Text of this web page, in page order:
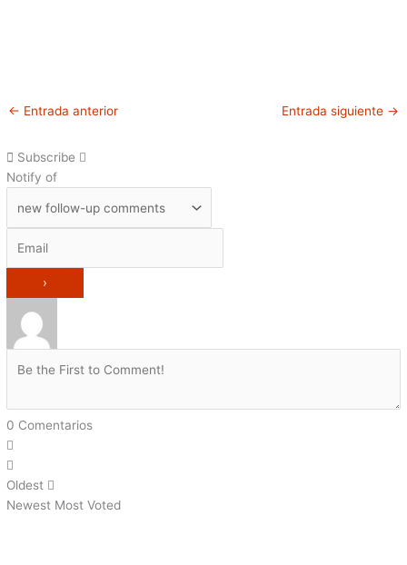
← Entrada anterior Entrada siguiente →
Subscribe
Notify of
0 Comentarios
Oldest
Newest Most Voted